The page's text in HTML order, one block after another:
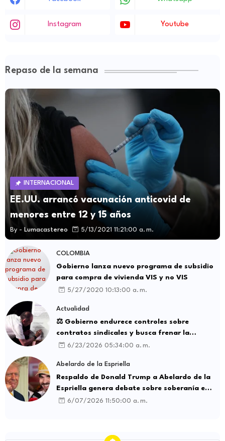
Instagram Youtube
Repaso de la semana
INTERNACIONAL
EE.UU. arrancó vacunación anticovid de
menores entre 12 y 15 años
By - Lumacastereo 5/13/2021 11:21:00 a. m.
COLOMBIA
Gobierno lanza nuevo programa de subsidio
para compra de vivienda VIS y no VIS
5/27/2020 10:13:00 a. m.
Actualidad
⚖️ Gobierno endurece controles sobre
contratos sindicales y busca frenar la
intermediación laboral ilegal
6/23/2026 05:34:00 a. m.
Abelardo de la Espriella
Respaldo de Donald Trump a Abelardo de la
Espriella genera debate sobre soberanía e
influencia internacional
6/07/2026 11:50:00 a. m.